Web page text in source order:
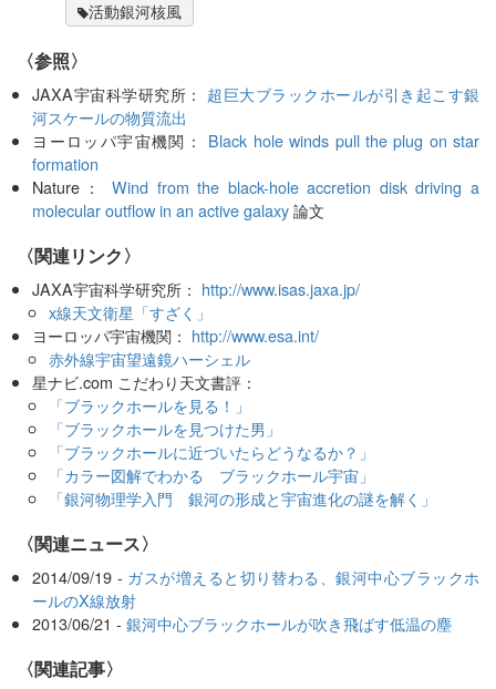
活動銀河核風
〈参照〉
JAXA宇宙科学研究所： 超巨大ブラックホールが引き起こす銀
河スケールの物質流出
ヨーロッパ宇宙機関： Black hole winds pull the plug on star
formation
Nature：Wind from the black-hole accretion disk driving a
molecular outflow in an active galaxy論文
〈関連リンク〉
JAXA宇宙科学研究所： http://www.isas.jaxa.jp/
x線天文衛星「すざく」
ヨーロッパ宇宙機関： http://www.esa.int/
赤外線宇宙望遠鏡ハーシェル
星ナビ.com こだわり天文書評：
「ブラックホールを見る！」
「ブラックホールを見つけた男」
「ブラックホールに近づいたらどうなるか？」
「カラー図解でわかる ブラックホール宇宙」
「銀河物理学入門 銀河の形成と宇宙進化の謎を解く」
〈関連ニュース〉
2014/09/19 - ガスが増えると切り替わる、銀河中心ブラックホ
ールのX線放射
2013/06/21 -銀河中心ブラックホールが吹き飛ばす低温の塵
関連記事